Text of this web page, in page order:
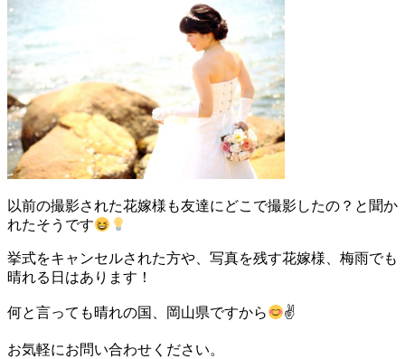
以前の撮影された花嫁様も友達にどこで撮影したの？と聞か
れたそうです
挙式をキャンセルされた方や、写真を残す花嫁様、梅雨でも
晴れる日はあります！
何と言っても晴れの国、岡山県ですから ✌
お気軽にお問い合わせください。